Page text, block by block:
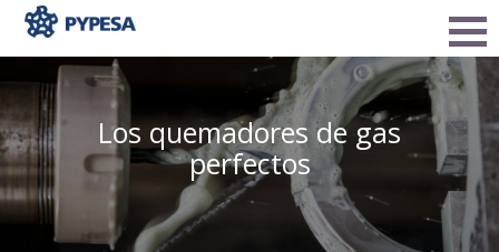
Los quemadores de gas
perfectos